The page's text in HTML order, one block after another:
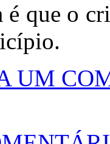
é que o
UM